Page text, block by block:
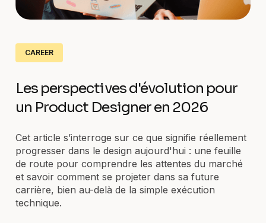
CAREER
Les perspectives d'évolution pour
un Product Designer en 2026
Cet article s’interroge sur ce que signifie réellement
progresser dans le design aujourd'hui : une feuille
de route pour comprendre les attentes du marché
et savoir comment se projeter dans sa future
carrière, bien au-delà de la simple exécution
technique.